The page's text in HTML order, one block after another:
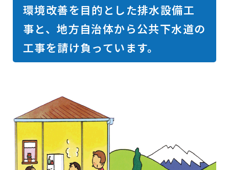
環境改善を目的とした排水設備工
事と、地方自治体から公共下水道の
工事を請け負っています。